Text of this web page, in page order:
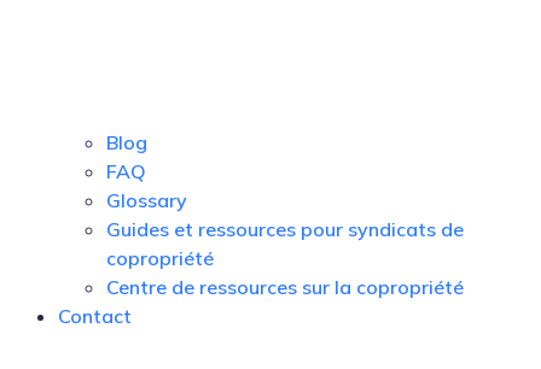
Blog
FAQ
Glossary
Guides et ressources pour syndicats de
copropriété
Centre de ressources sur la copropriété
Contact